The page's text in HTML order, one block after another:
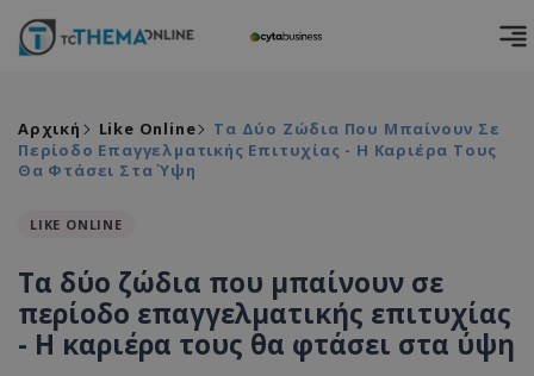
Αρχική Like Online
Τα Δύο Ζώδια Που Μπαίνουν Σε
Περίοδο Επαγγελματικής Επιτυχίας - Η Καριέρα Τους
Θα Φτάσει Στα Ύψη
LIKE ONLINE
Τα δύο ζώδια που μπαίνουν σε
περίοδο επαγγελματικής επιτυχίας
- Η καριέρα τους θα φτάσει στα ύψη